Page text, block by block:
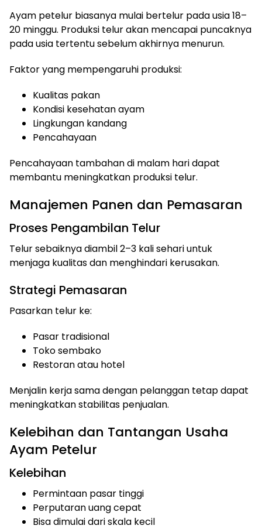
Ayam petelur biasanya mulai bertelur pada usia 18–
20 minggu. Produksi telur akan mencapai puncaknya
pada usia tertentu sebelum akhirnya menurun.
Faktor yang mempengaruhi produksi:
Kualitas pakan
Kondisi kesehatan ayam
Lingkungan kandang
Pencahayaan
Pencahayaan tambahan di malam hari dapat
membantu meningkatkan produksi telur.
Manajemen Panen dan Pemasaran
Proses Pengambilan Telur
Telur sebaiknya diambil 2–3 kali sehari untuk
menjaga kualitas dan menghindari kerusakan.
Strategi Pemasaran
Pasarkan telur ke:
Pasar tradisional
Toko sembako
Restoran atau hotel
Menjalin kerja sama dengan pelanggan tetap dapat
meningkatkan stabilitas penjualan.
Kelebihan dan Tantangan Usaha
Ayam Petelur
Kelebihan
Permintaan pasar tinggi
Perputaran uang cepat
Bisa dimulai dari skala kecil